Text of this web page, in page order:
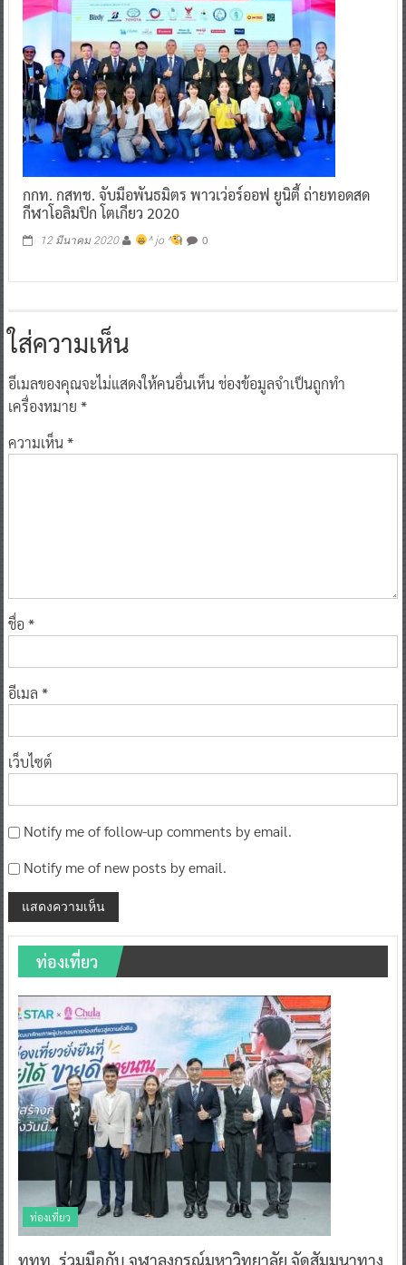
กกท. กสทช. จับมือพันธมิตร พาวเว่อร์ออฟ ยูนิตี้ ถ่ายทอดสด
กีฬาโอลิมปิก โตเกียว 2020
12 มีนาคม 2020 ^ jo ^ 0
ใส่ความเห็น
อีเมลของคุณจะไม่แสดงให้คนอื่นเห็นช่องข้อมูลจำเป็นถูกทำ
เครื่องหมาย *
ความเห็น*
ชื่อ *
อีเมล *
เว็บไซต์
Notify me of follow-up comments by email.
Notify me of new posts by email.
ท่องเที่ยว
ท่องเที่ยว
ททท. ร่วมมือกับ จุฬาลงกรณ์มหาวิทยาลัย จัดสัมมนาทาง